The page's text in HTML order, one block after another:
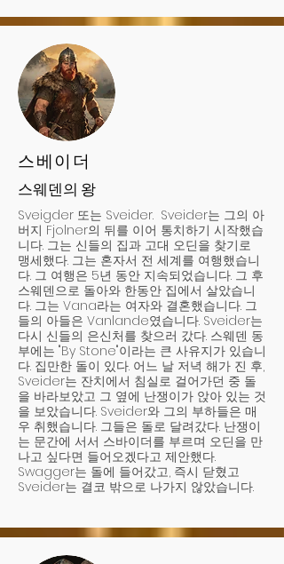
스베이더
스웨덴의 왕
Sveigder 또는 Sveider. Sveider는 그의 아
버지 Fjolner의 뒤를 이어 통치하기 시작했습
니다. 그는 신들의 집과 고대 오딘을 찾기로
맹세했다. 그는 혼자서 전 세계를 여행했습니
다. 그 여행은 5년 동안 지속되었습니다. 그 후
스웨덴으로 돌아와 한동안 집에서 살았습니
다. 그는 Vana라는 여자와 결혼했습니다. 그
들의 아들은 Vanlande였습니다. Sveider는
다시 신들의 은신처를 찾으러 갔다. 스웨덴 동
부에는 "By Stone"이라는 큰 사유지가 있습니
다. 집만한 돌이 있다. 어느 날 저녁 해가 진 후,
Sveider는 잔치에서 침실로 걸어가던 중 돌
을 바라보았고 그 옆에 난쟁이가 앉아 있는 것
을 보았습니다. Sveider와 그의 부하들은 매
우 취했습니다. 그들은 돌로 달려갔다. 난쟁이
는 문간에 서서 스바이더를 부르며 오딘을 만
나고 싶다면 들어오겠다고 제안했다.
Swagger는 돌에 들어갔고, 즉시 닫혔고
Sveider는 결코 밖으로 나가지 않았습니다.